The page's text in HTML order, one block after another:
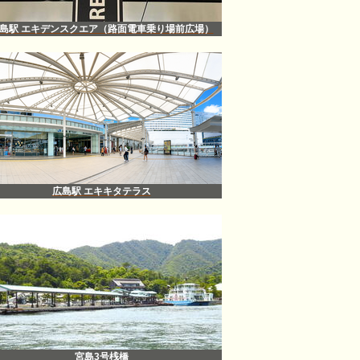
駅 エキデンスクエア（路面電車乗り場前広場）
広島駅 エキキタテラス
宮島3号桟橋